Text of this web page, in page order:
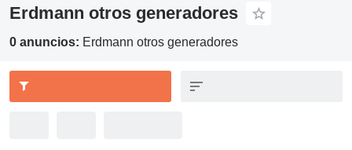
Erdmann otros generadores
0 anuncios: Erdmann otros generadores